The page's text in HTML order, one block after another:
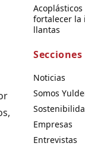
fortalecer la
llantas
Secciones
Noticias
Somos
Empresas
Entrevistas